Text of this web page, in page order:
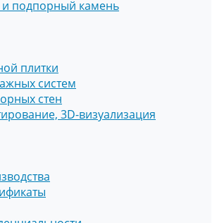
подпорный камень
плитки
систем
стен
3D-визуализация